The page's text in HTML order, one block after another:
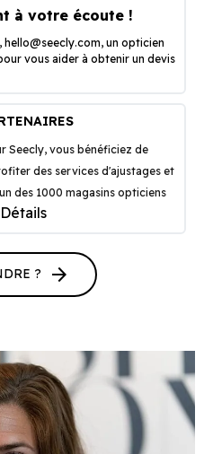
à votre écoute !
hello@seecly.com, un opticien
vous aider à obtenir un devis
Seecly, vous bénéficiez de
des services d'ajustages et
des 1000 magasins opticiens
Détails
? arrow_forward